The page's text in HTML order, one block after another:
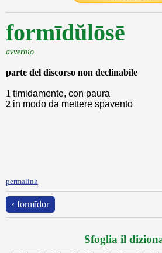
formīdŭlōsē
avverbio
parte del discorso non declinabile
1 timidamente, con paura
2 in modo da mettere spavento
permalink
‹ formīdor
Sfoglia il